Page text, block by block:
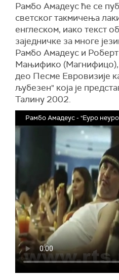
Рамбо Амадеус ће се
светског такмичења
енглеском, иако текст
заједничке за многе
Рамбо Амадеус и
Мањифико (Магнифицо),
део Песме Евровизије
љубезен" која је
Талину 2002.
Рамбо Амадеус - "Еуро